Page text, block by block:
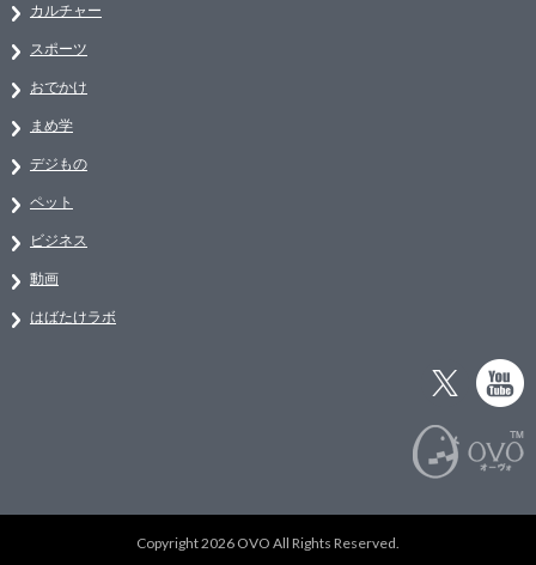
カルチャー
スポーツ
おでかけ
まめ学
デジもの
ペット
ビジネス
動画
はばたけラボ
Copyright 2026 OVO All Rights Reserved.